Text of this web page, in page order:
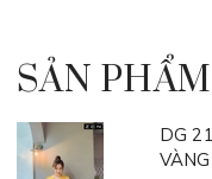
SẢN
DG
VÀNG